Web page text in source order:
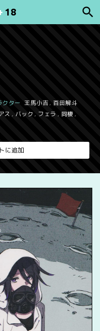
18
クター 王馬小吉,百田解斗
ス , バック , フェラ , 同棲 ,
に追加